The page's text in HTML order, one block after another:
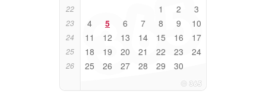
22 1 2 3
23 4 5 6 7 8 9 10
24 11 12 13 14 15 16 17
25 18 19 20 21 22 23 24
26 25 26 27 28 29 30